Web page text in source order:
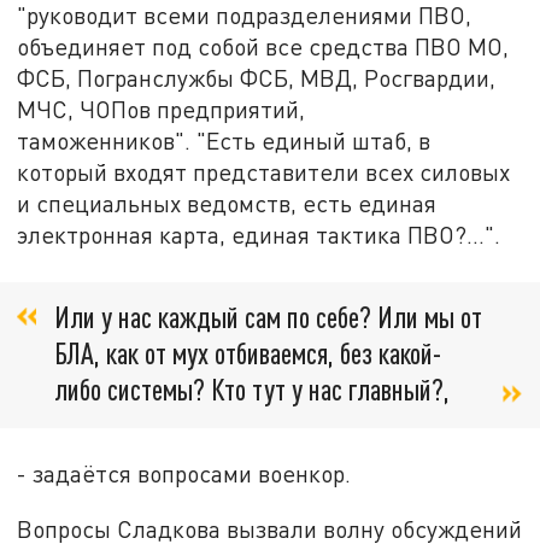
"руководит всеми подразделениями ПВО,
объединяет под собой все средства ПВО МО,
ФСБ, Погранслужбы ФСБ, МВД, Росгвардии,
МЧС, ЧОПов предприятий,
таможенников". "Есть единый штаб, в
который входят представители всех силовых
и специальных ведомств, есть единая
электронная карта, единая тактика ПВО?...".
Или у нас каждый сам по себе? Или мы от
БЛА, как от мух отбиваемся, без какой-
либо системы? Кто тут у нас главный?,
- задаётся вопросами военкор.
Вопросы Сладкова вызвали волну обсуждений